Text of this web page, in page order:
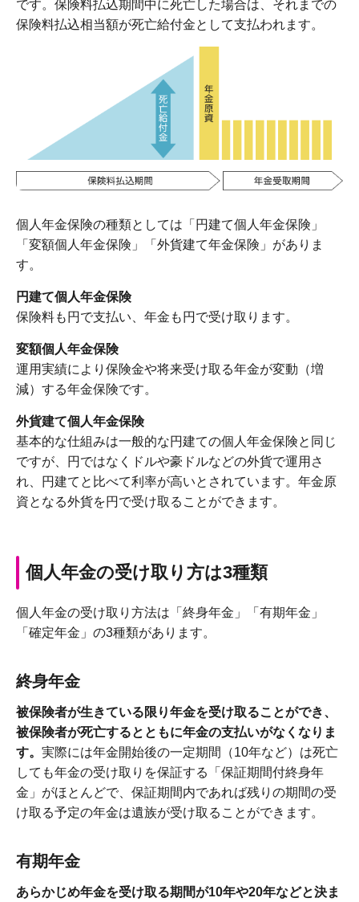
です。保険料払込期間中に死亡した場合は、それまでの
保険料払込相当額が死亡給付金として支払われます。
個人年金保険の種類としては「円建て個人年金保険」
「変額個人年金保険」「外貨建て年金保険」がありま
す。
円建て個人年金保険
保険料も円で支払い、年金も円で受け取ります。
変額個人年金保険
運用実績により保険金や将来受け取る年金が変動（増
減）する年金保険です。
外貨建て個人年金保険
基本的な仕組みは一般的な円建ての個人年金保険と同じ
ですが、円ではなくドルや豪ドルなどの外貨で運用さ
れ、円建てと比べて利率が高いとされています。年金原
資となる外貨を円で受け取ることができます。
個人年金の受け取り方は3種類
個人年金の受け取り方法は「終身年金」「有期年金」
「確定年金」の3種類があります。
終身年金
被保険者が生きている限り年金を受け取ることができ、
被保険者が死亡するとともに年金の支払いがなくなりま
す。 実際には年金開始後の一定期間（10年など）は死亡
しても年金の受け取りを保証する「保証期間付終身年
金」がほとんどで、保証期間内であれば残りの期間の受
け取る予定の年金は遺族が受け取ることができます。
有期年金
あらかじめ年金を受け取る期間が10年や20年などと決ま